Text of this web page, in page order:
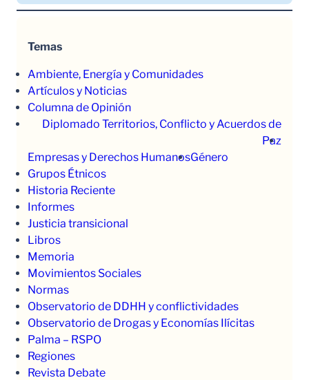
Temas
Ambiente, Energía y Comunidades
Artículos y Noticias
Columna de Opinión
Diplomado Territorios, Conflicto y Acuerdos de
Paz
Empresas y Derechos HumanosGénero
Grupos Étnicos
Historia Reciente
Informes
Justicia transicional
Libros
Memoria
Movimientos Sociales
Normas
Observatorio de DDHH y conflictividades
Observatorio de Drogas y Economías Ilícitas
Palma – RSPO
Regiones
Revista Debate